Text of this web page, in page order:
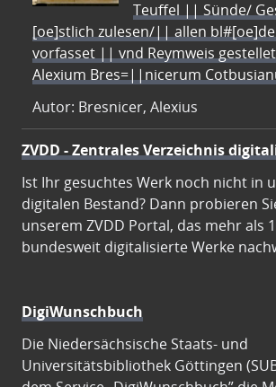
Teuffel || Sünde/
[oe]stlich zulesen/|| allen
vorfasset || vnd Reymweis
Alexium Bres=||nicerum
Autor: Bresnicer, Alexius
ZVDD - Zentrales Verzeichnis
Ist Ihr gesuchtes Werk noch nicht in
digitalen Bestand? Dann probieren
unserem ZVDD Portal, das mehr als
bundesweit digitalisierte Werke
DigiWunschbuch
Die Niedersächsische Staats- und
Universitätsbibliothek Göttingen